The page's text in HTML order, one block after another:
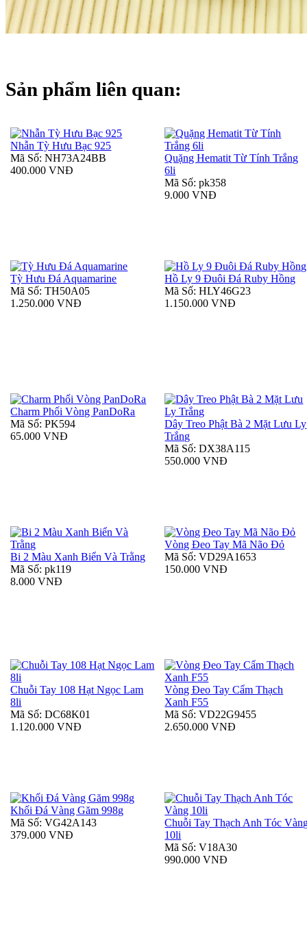
Sản phẩm liên quan:
Nhẫn Tỳ Hưu Bạc 925
Mã Số: NH73A24BB
400.000 VNĐ
Quặng Hematit Từ Tính Trắng
6li
Mã Số: pk358
9.000 VNĐ
Tỳ Hưu Đá Aquamarine
Mã Số: TH50A05
1.250.000 VNĐ
Hồ Ly 9 Đuôi Đá Ruby Hồng
Mã Số: HLY46G23
1.150.000 VNĐ
Charm Phối Vòng PanDoRa
Mã Số: PK594
65.000 VNĐ
Dây Treo Phật Bà 2 Mặt Lưu Ly
Trắng
Mã Số: DX38A115
550.000 VNĐ
Bi 2 Màu Xanh Biển Và Trằng
Mã Số: pk119
8.000 VNĐ
Vòng Đeo Tay Mã Não Đỏ
Mã Số: VD29A1653
150.000 VNĐ
Chuỗi Tay 108 Hạt Ngọc Lam
8li
Mã Số: DC68K01
1.120.000 VNĐ
Vòng Đeo Tay Cẩm Thạch
Xanh F55
Mã Số: VD22G9455
2.650.000 VNĐ
Khối Đá Vàng Găm 998g
Mã Số: VG42A143
379.000 VNĐ
Chuỗi Tay Thạch Anh Tóc
10li
Mã Số: V18A30
990.000 VNĐ